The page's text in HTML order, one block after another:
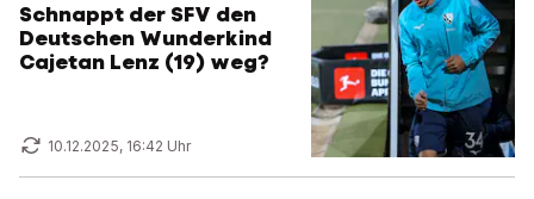
Schnappt der SFV den
Deutschen Wunderkind
Cajetan Lenz (19) weg?
10.12.2025, 16:42 Uhr